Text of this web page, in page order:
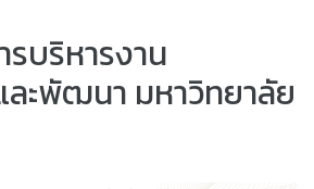
รบริหารงาน
ะพัฒนา มหาวิทยาลัย